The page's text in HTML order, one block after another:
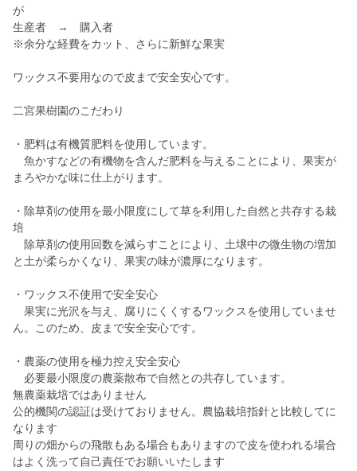
が
生産者 → 購入者
※余分な経費をカット、さらに新鮮な果実
ワックス不要用なので皮まで安全安心です。
二宮果樹園のこだわり
・肥料は有機質肥料を使用しています。
魚かすなどの有機物を含んだ肥料を与えることにより、果実が
まろやかな味に仕上がります。
・除草剤の使用を最小限度にして草を利用した自然と共存する栽
培
除草剤の使用回数を減らすことにより、土壌中の微生物の増加
と土が柔らかくなり、果実の味が濃厚になります。
・ワックス不使用で安全安心
果実に光沢を与え、腐りにくくするワックスを使用していませ
ん。このため、皮まで安全安心です。
・農薬の使用を極力控え安全安心
必要最小限度の農薬散布で自然との共存しています。
無農薬栽培ではありません
公的機関の認証は受けておりません。農協栽培指針と比較してに
なります
周りの畑からの飛散もある場合もありますので皮を使われる場合
はよく洗って自己責任でお願いいたします